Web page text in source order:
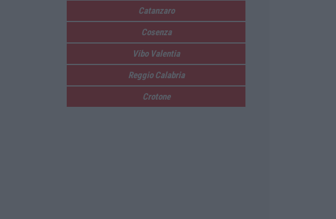
Catanzaro
Cosenza
Vibo Valentia
Reggio Calabria
Crotone